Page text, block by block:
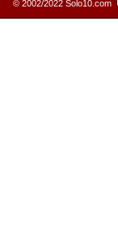
© 2002/2022 Solo10.com